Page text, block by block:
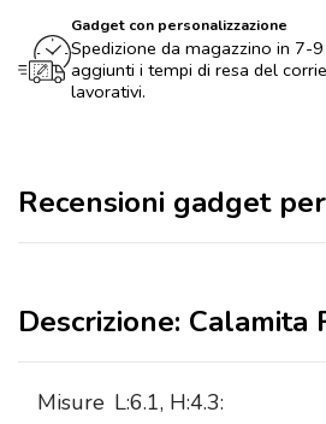
Gadget con personalizzazione
Spedizione da magazzino in 7-
aggiunti i tempi di resa del
lavorativi.
Recensioni gadget
Descrizione: Calamita
Misure L:6.1, H:4.3: